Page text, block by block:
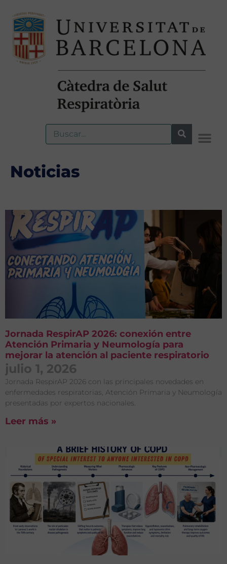
Noticias
Jornada RespirAP 2026: conexión entre
Atención Primaria y Neumología para
mejorar la atención al paciente respiratorio
julio 1, 2026
Jornada RespirAP 2026 con las principales novedades en
enfermedades respiratorias, Atención Primaria y Neumología
presentadas por expertos nacionales.
Leer más »